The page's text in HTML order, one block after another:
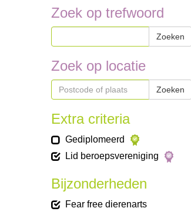
Zoek op trefwoord
Zoeken
Zoek op locatie
Zoeken
Extra criteria
Gediplomeerd
Lid beroepsvereniging
Bijzonderheden
Fear free dierenarts